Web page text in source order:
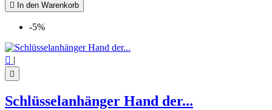
 In den Warenkorb
-5%
 |

Schlüsselanhänger Hand der...